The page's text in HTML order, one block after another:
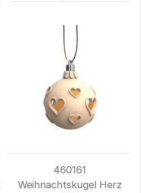
460161
Weihnachtskugel Herz